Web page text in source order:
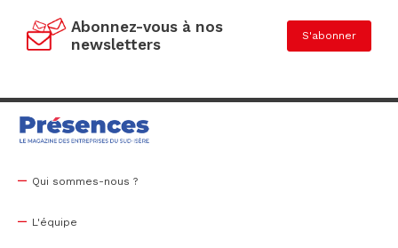
Abonnez-vous à nos
newsletters
S'abonner
Qui sommes-nous ?
L'équipe